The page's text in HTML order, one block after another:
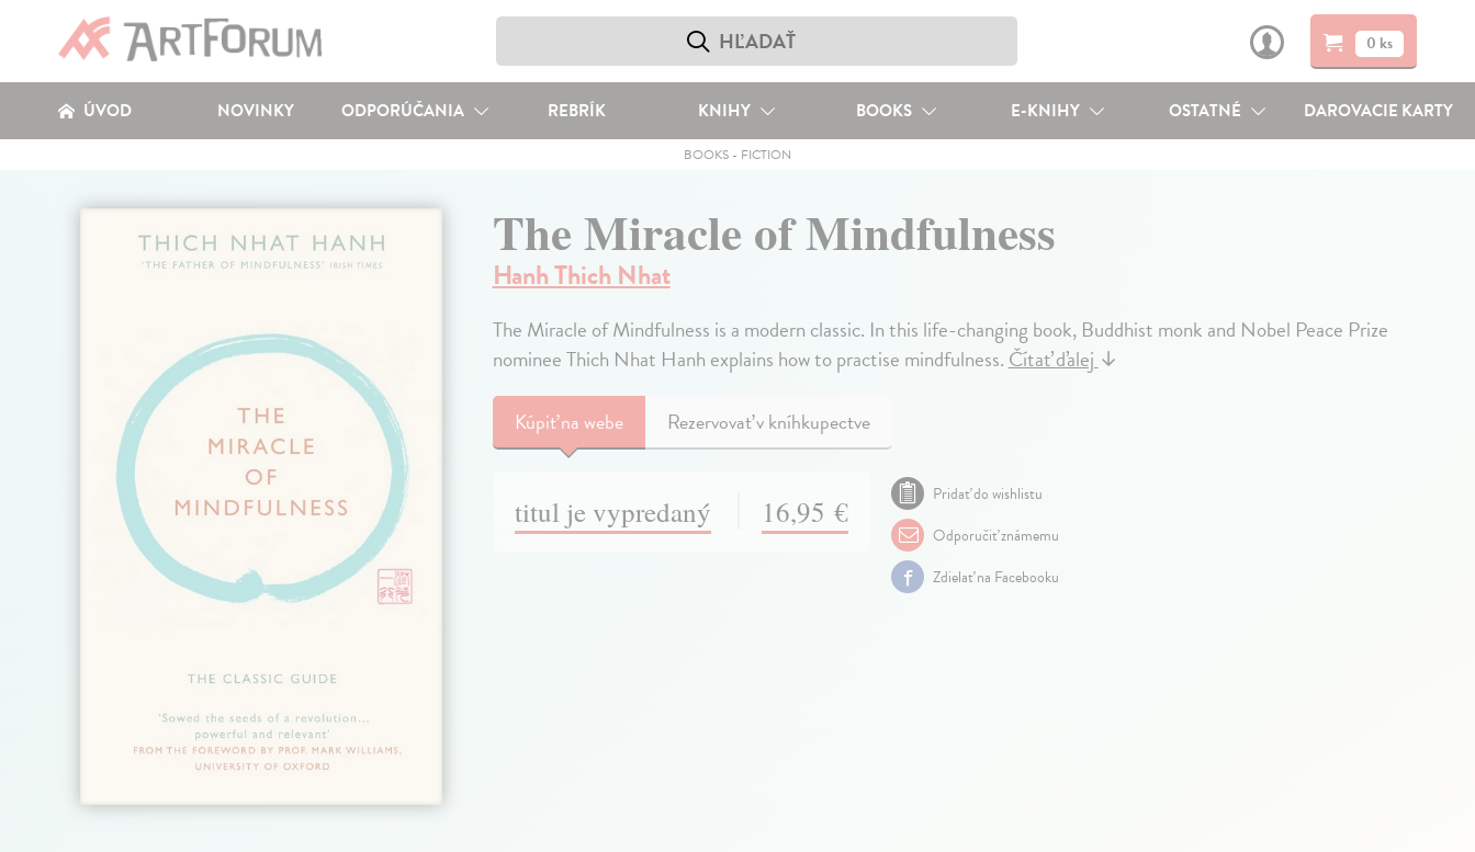
0 ks
ÚVOD NOVINKY ODPORÚČANIA REBRÍK KNIHY BOOKS E-KNIHY OSTATNÉ DAROVACIE KARTY
BOOKS- FICTION
The Miracle of Mindfulness
Hanh Thich Nhat
The Miracle of Mindfulness is a modern classic. In this life-changing book, Buddhist monk and Nobel Peace Prize
nominee Thich Nhat Hanh explains how to practise mindfulness.Čítať ďalej↓
Kúpiťna webe Rezervovať v kníhkupectve
titul je vypredaný 16,95 €
Pridať do wishlistu
Odporučiť známemu
Zdielať na Facebooku